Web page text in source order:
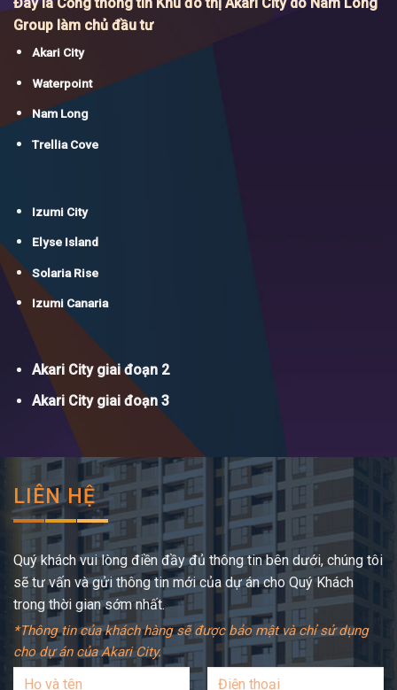
Group làm chủ đầu tư
Akari City
Waterpoint
Nam Long
Trellia Cove
Izumi City
Elyse Island
Solaria Rise
Izumi Canaria
Akari City giai đoạn 2
Akari City giai đoạn 3
LIÊN HỆ
Quý khách vui lòng điền đầy đủ thông tin bên dưới, chúng tôi
sẽ tư vấn và gửi thông tin mới của dự án cho Quý Khách
trong thời gian sớm nhất.
*Thông tin của khách hàng sẽ được bảo mật và chỉ sử dụng
cho dự án của Akari City.